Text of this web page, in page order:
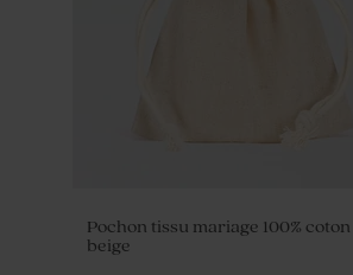
Pochon tissu mariage 100% coton -
beige